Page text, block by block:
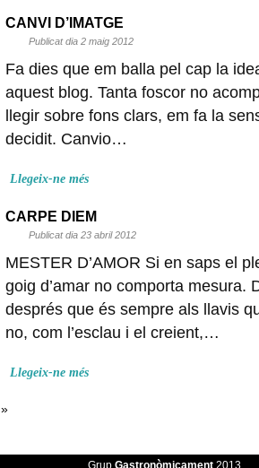
CANVI D’IMATGE
Publicat dia 2 maig 2012
Fa dies que em balla pel cap la
aquest blog. Tanta foscor no
llegir sobre fons clars, em fa la
decidit. Canvio…
Llegeix-ne més
CARPE DIEM
Publicat dia 23 abril 2012
MESTER D’AMOR Si en saps el
goig d’amar no comporta mesura.
després que és sempre als llavis
no, com l’esclau i el creient,…
Llegeix-ne més
»
Grup Gastronòmicament2013